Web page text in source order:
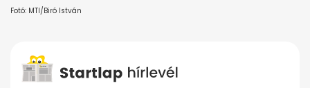
Fotó: MTI/Biró István